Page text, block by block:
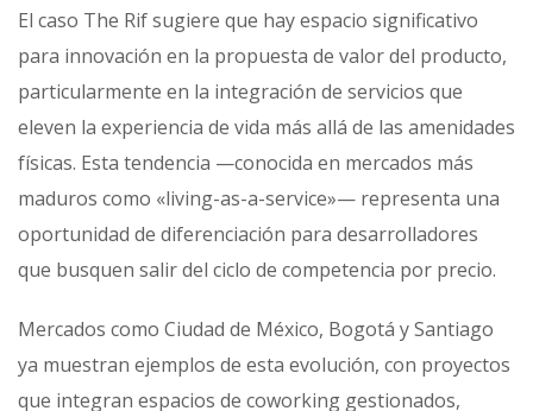
El caso The Rif sugiere que hay espacio significativo
para innovación en la propuesta de valor del producto,
particularmente en la integración de servicios que
eleven la experiencia de vida más allá de las amenidades
físicas. Esta tendencia —conocida en mercados más
maduros como «living-as-a-service»— representa una
oportunidad de diferenciación para desarrolladores
que busquen salir del ciclo de competencia por precio.
Mercados como Ciudad de México, Bogotá y Santiago
ya muestran ejemplos de esta evolución, con proyectos
que integran espacios de coworking gestionados,